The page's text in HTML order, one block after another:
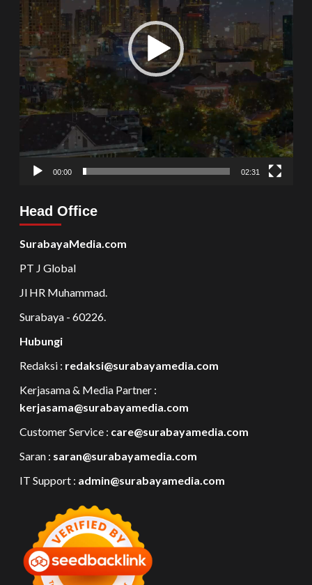
00:00 02:31
Head Office
SurabayaMedia.com
PT J Global
Jl HR Muhammad.
Surabaya - 60226.
Hubungi
Redaksi : redaksi@surabayamedia.com
Kerjasama & Media Partner :
kerjasama@surabayamedia.com
Customer Service : care@surabayamedia.com
Saran : saran@surabayamedia.com
IT Support : admin@surabayamedia.com